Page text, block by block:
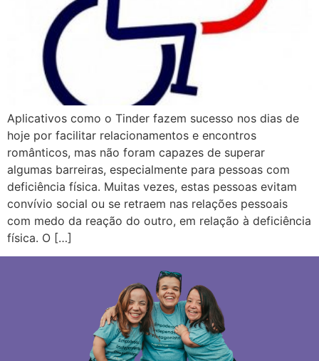
Aplicativos como o Tinder fazem sucesso nos dias de
hoje por facilitar relacionamentos e encontros
românticos, mas não foram capazes de superar
algumas barreiras, especialmente para pessoas com
deficiência física. Muitas vezes, estas pessoas evitam
convívio social ou se retraem nas relações pessoais
com medo da reação do outro, em relação à deficiência
física. O […]